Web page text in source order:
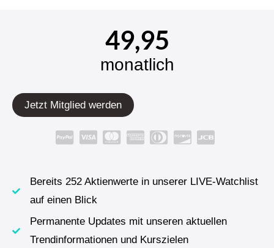
49,95
monatlich
Jetzt Mitglied werden
Bereits 252 Aktienwerte in unserer LIVE-Watchlist
auf einen Blick
Permanente Updates mit unseren aktuellen
Trendinformationen und Kurszielen